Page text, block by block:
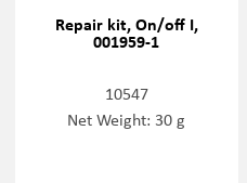
Repair kit, On/off I,
001959-1
10547
Net Weight: 30 g